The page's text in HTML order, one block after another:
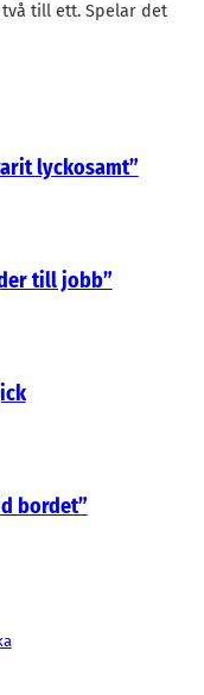
lyckosamt”
till jobb”
bordet”
till ett. Spelar det